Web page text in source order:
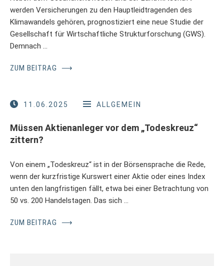
werden Versicherungen zu den Hauptleidtragenden des
Klimawandels gehören, prognostiziert eine neue Studie der
Gesellschaft für Wirtschaftliche Strukturforschung (GWS).
Demnach …
ZUM BEITRAG ⟶
11.06.2025 ALLGEMEIN
Müssen Aktienanleger vor dem „Todeskreuz“
zittern?
Von einem „Todeskreuz“ ist in der Börsensprache die Rede,
wenn der kurzfristige Kurswert einer Aktie oder eines Index
unten den langfristigen fällt, etwa bei einer Betrachtung von
50 vs. 200 Handelstagen. Das sich …
ZUM BEITRAG ⟶